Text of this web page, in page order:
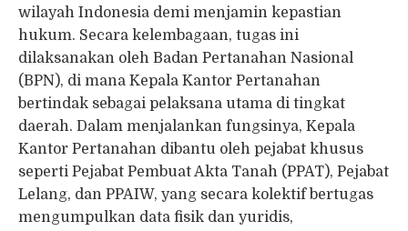
wilayah Indonesia demi menjamin kepastian
hukum. Secara kelembagaan, tugas ini
dilaksanakan oleh Badan Pertanahan Nasional
(BPN), di mana Kepala Kantor Pertanahan
bertindak sebagai pelaksana utama di tingkat
daerah. Dalam menjalankan fungsinya, Kepala
Kantor Pertanahan dibantu oleh pejabat khusus
seperti Pejabat Pembuat Akta Tanah (PPAT), Pejabat
Lelang, dan PPAIW, yang secara kolektif bertugas
mengumpulkan data fisik dan yuridis,